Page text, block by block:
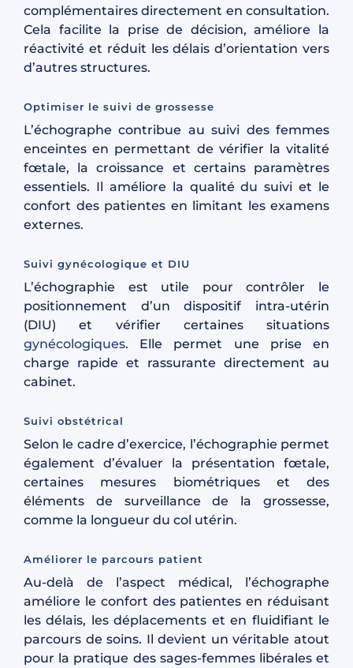
complémentaires directement en consultation.
Cela facilite la prise de décision, améliore la
réactivité et réduit les délais d’orientation vers
d’autres structures.
Optimiser le suivi de grossesse
L’échographe contribue au suivi des femmes
enceintes en permettant de vérifier la vitalité
fœtale, la croissance et certains paramètres
essentiels. Il améliore la qualité du suivi et le
confort des patientes en limitant les examens
externes.
Suivi gynécologique et DIU
L’échographie est utile pour contrôler le
positionnement d’un dispositif intra-utérin
(DIU) et vérifier certaines situations
gynécologiques. Elle permet une prise en
charge rapide et rassurante directement au
cabinet.
Suivi obstétrical
Selon le cadre d’exercice, l’échographie permet
également d’évaluer la présentation fœtale,
certaines mesures biométriques et des
éléments de surveillance de la grossesse,
comme la longueur du col utérin.
Améliorer le parcours patient
Au-delà de l’aspect médical, l’échographe
améliore le confort des patientes en réduisant
les délais, les déplacements et en fluidifiant le
parcours de soins. Il devient un véritable atout
pour la pratique des sages-femmes libérales et